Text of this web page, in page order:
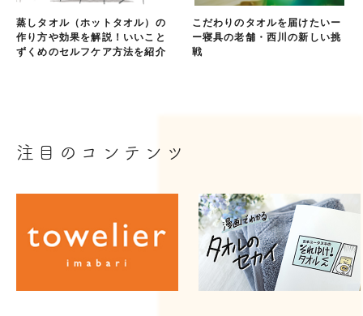
蒸しタオル（ホットタオル）の
作り方や効果を解説！いいこと
ずくめのセルフケア方法を紹介
こだわりのタオルを届けたいー
ー寝具の老舗・西川の新しい挑
戦
注目のコンテンツ